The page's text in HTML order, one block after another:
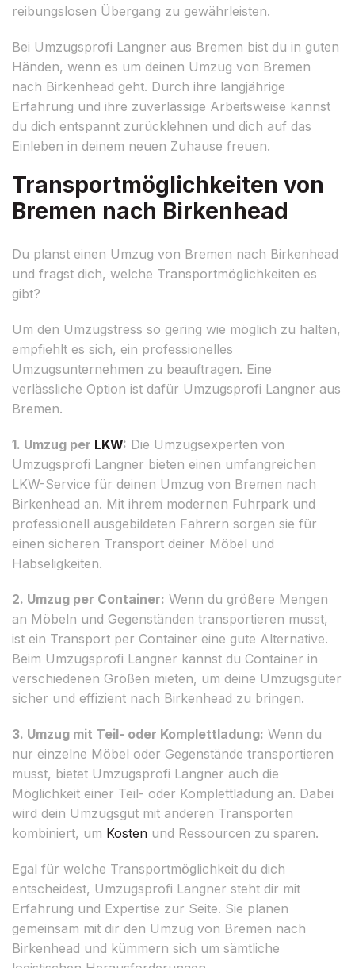
reibungslosen Übergang zu gewährleisten.
Bei Umzugsprofi Langner aus Bremen bist du in guten
Händen, wenn es um deinen Umzug von Bremen
nach Birkenhead geht. Durch ihre langjährige
Erfahrung und ihre zuverlässige Arbeitsweise kannst
du dich entspannt zurücklehnen und dich auf das
Einleben in deinem neuen Zuhause freuen.
Transportmöglichkeiten von
Bremen nach Birkenhead
Du planst einen Umzug von Bremen nach Birkenhead
und fragst dich, welche Transportmöglichkeiten es
gibt?
Um den Umzugstress so gering wie möglich zu halten,
empfiehlt es sich, ein professionelles
Umzugsunternehmen zu beauftragen. Eine
verlässliche Option ist dafür Umzugsprofi Langner aus
Bremen.
1. Umzug per LKW: Die Umzugsexperten von
Umzugsprofi Langner bieten einen umfangreichen
LKW-Service für deinen Umzug von Bremen nach
Birkenhead an. Mit ihrem modernen Fuhrpark und
professionell ausgebildeten Fahrern sorgen sie für
einen sicheren Transport deiner Möbel und
Habseligkeiten.
2. Umzug per Container: Wenn du größere Mengen
an Möbeln und Gegenständen transportieren musst,
ist ein Transport per Container eine gute Alternative.
Beim Umzugsprofi Langner kannst du Container in
verschiedenen Größen mieten, um deine Umzugsgüter
sicher und effizient nach Birkenhead zu bringen.
3. Umzug mit Teil- oder Komplettladung: Wenn du
nur einzelne Möbel oder Gegenstände transportieren
musst, bietet Umzugsprofi Langner auch die
Möglichkeit einer Teil- oder Komplettladung an. Dabei
wird dein Umzugsgut mit anderen Transporten
kombiniert, um Kosten und Ressourcen zu sparen.
Egal für welche Transportmöglichkeit du dich
entscheidest, Umzugsprofi Langner steht dir mit
Erfahrung und Expertise zur Seite. Sie planen
gemeinsam mit dir den Umzug von Bremen nach
Birkenhead und kümmern sich um sämtliche